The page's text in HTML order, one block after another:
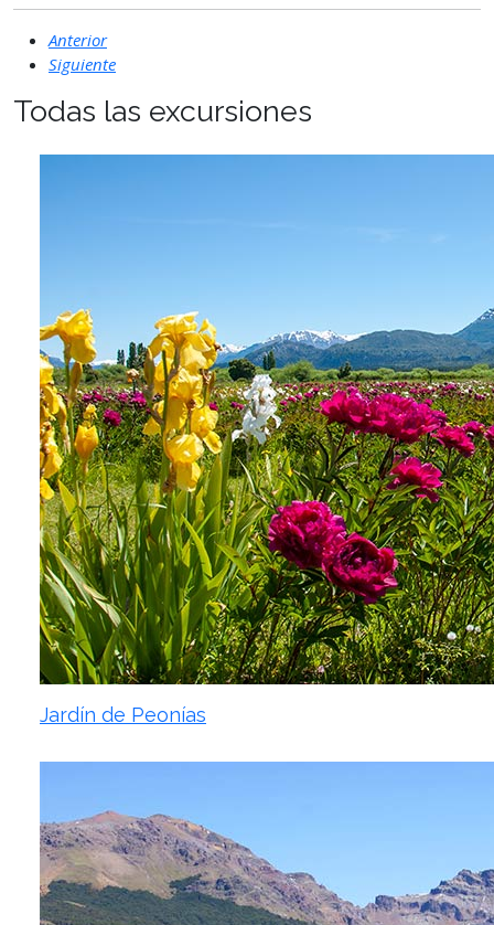
Anterior
Siguiente
Todas las excursiones
Jardín de Peonías